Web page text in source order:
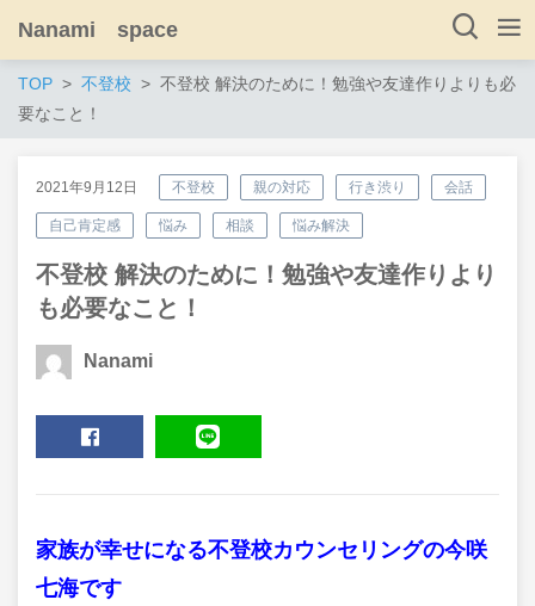
Nanami space
TOP 不登校
不登校 解決のために！勉強や友達作りよりも必
要なこと！
2021年9月12日 不登校 親の対応 行き渋り 会話
自己肯定感 悩み 相談 悩み解決
不登校 解決のために！勉強や友達作りより
も必要なこと！
Nanami
家族が幸せになる不登校カウンセリングの今咲
七海です